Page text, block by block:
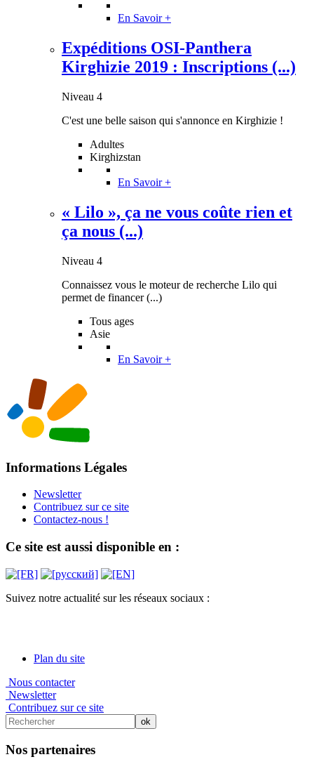
En Savoir +
Expéditions OSI-Panthera
Kirghizie 2019 : Inscriptions (...)
Niveau 4
C'est une belle saison qui s'annonce en Kirghizie !
Adultes
Kirghizstan
En Savoir +
« Lilo », ça ne vous coûte rien et
ça nous (...)
Niveau 4
Connaissez vous le moteur de recherche Lilo qui
permet de financer (...)
Tous ages
Asie
En Savoir +
Informations Légales
Newsletter
Contribuez sur ce site
Contactez-nous !
Ce site est aussi disponible en :
Suivez notre actualité sur les réseaux sociaux :
Plan du site
Nous contacter
Newsletter
Contribuez sur ce site
Nos partenaires